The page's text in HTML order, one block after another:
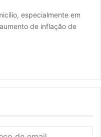
especialmente em
de inflação de